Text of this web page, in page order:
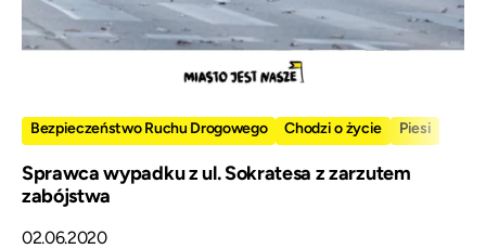
Bezpieczeństwo Ruchu Drogowego Chodzi o życie Piesi
Sprawca wypadku z ul. Sokratesa z zarzutem
zabójstwa
02.06.2020